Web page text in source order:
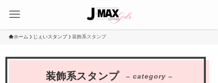
ホーム じぇいスタンプ 装飾系スタンプ
装飾系スタンプ – category –